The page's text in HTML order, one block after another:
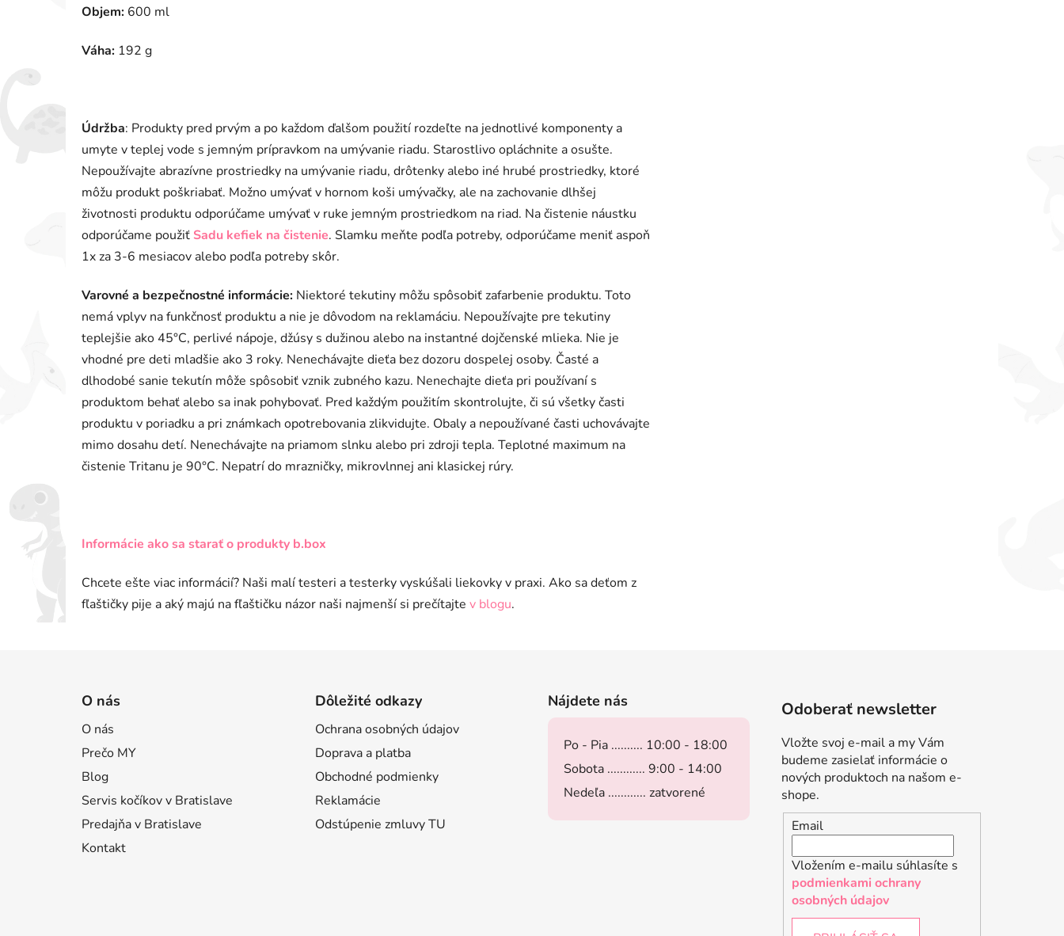
Objem: 600 ml
Váha: 192 g
Údržba: Produkty pred prvým a po každom ďalšom použití rozdeľte na jednotlivé komponenty a
umyte v teplej vode s jemným prípravkom na umývanie riadu. Starostlivo opláchnite a osušte.
Nepoužívajte abrazívne prostriedky na umývanie riadu, drôtenky alebo iné hrubé prostriedky, ktoré
môžu produkt poškriabať. Možno umývať v hornom koši umývačky, ale na zachovanie dlhšej
životnosti produktu odporúčame umývať v ruke jemným prostriedkom na riad. Na čistenie náustku
odporúčame použiť Sadu kefiek na čistenie. Slamku meňte podľa potreby, odporúčame meniť aspoň
1x za 3-6 mesiacov alebo podľa potreby skôr.
Varovné a bezpečnostné informácie: Niektoré tekutiny môžu spôsobiť zafarbenie produktu. Toto
nemá vplyv na funkčnosť produktu a nie je dôvodom na reklamáciu. Nepoužívajte pre tekutiny
teplejšie ako 45°C, perlivé nápoje, džúsy s dužinou alebo na instantné dojčenské mlieka. Nie je
vhodné pre deti mladšie ako 3 roky. Nenechávajte dieťa bez dozoru dospelej osoby. Časté a
dlhodobé sanie tekutín môže spôsobiť vznik zubného kazu. Nenechajte dieťa pri používaní s
produktom behať alebo sa inak pohybovať. Pred každým použitím skontrolujte, či sú všetky časti
produktu v poriadku a pri známkach opotrebovania zlikvidujte. Obaly a nepoužívané časti uchovávajte
mimo dosahu detí. Nenechávajte na priamom slnku alebo pri zdroji tepla. Teplotné maximum na
čistenie Tritanu je 90°C. Nepatrí do mrazničky, mikrovlnnej ani klasickej rúry.
Informácie ako sa starať o produkty b.box
Chcete ešte viac informácií? Naši malí testeri a testerky vyskúšali liekovky v praxi. Ako sa deťom z
fľaštičky pije a aký majú na fľaštičku názor naši najmenší si prečítajte v blogu.
O nás
O nás
Prečo MY
Blog
Servis kočíkov v Bratislave
Predajňa v Bratislave
Kontakt
Dôležité odkazy
Ochrana osobných údajov
Doprava a platba
Obchodné podmienky
Reklamácie
Odstúpenie zmluvy TU
Nájdete nás
Po - Pia .......... 10:00 - 18:00
Sobota ............ 9:00 - 14:00
Nedeľa ............ zatvorené
Odoberať newsletter
Vložte svoj e-mail a my Vám
budeme zasielať informácie o
nových produktoch na našom e-
shope.
Email
Vložením e-mailu súhlasíte s
podmienkami ochrany
osobných údajov